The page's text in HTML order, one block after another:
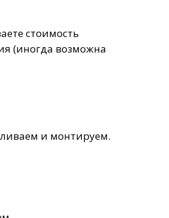
стоимость
(иногда возможна
и монтируем.